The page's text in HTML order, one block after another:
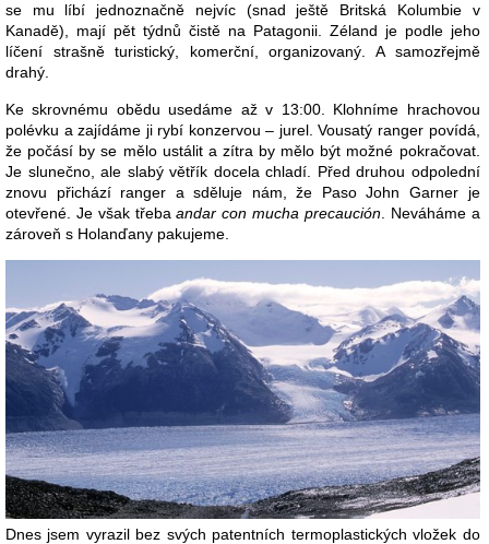
se mu líbí jednoznačně nejvíc (snad ještě Britská Kolumbie v
Kanadě), mají pět týdnů čistě na Patagonii. Zéland je podle jeho
líčení strašně turistický, komerční, organizovaný. A samozřejmě
drahý.
Ke skrovnému obědu usedáme až v 13:00. Klohníme hrachovou
polévku a zajídáme ji rybí konzervou – jurel. Vousatý ranger povídá,
že počásí by se mělo ustálit a zítra by mělo být možné pokračovat.
Je slunečno, ale slabý větřík docela chladí. Před druhou odpolední
znovu přichází ranger a sděluje nám, že Paso John Garner je
otevřené. Je však třebaandar con mucha precaución. Neváháme a
zároveň s Holanďany pakujeme.
Dnes jsem vyrazil bez svých patentních termoplastických vložek do